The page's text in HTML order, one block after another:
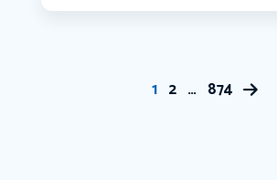
1 2 … 874